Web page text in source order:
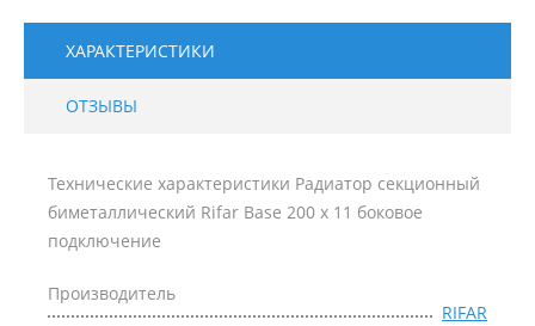
ХАРАКТЕРИСТИКИ
ОТЗЫВЫ
Технические характеристики Радиатор секционный
биметаллический Rifar Base 200 x 11 боковое
подключение
Производитель
RIFAR